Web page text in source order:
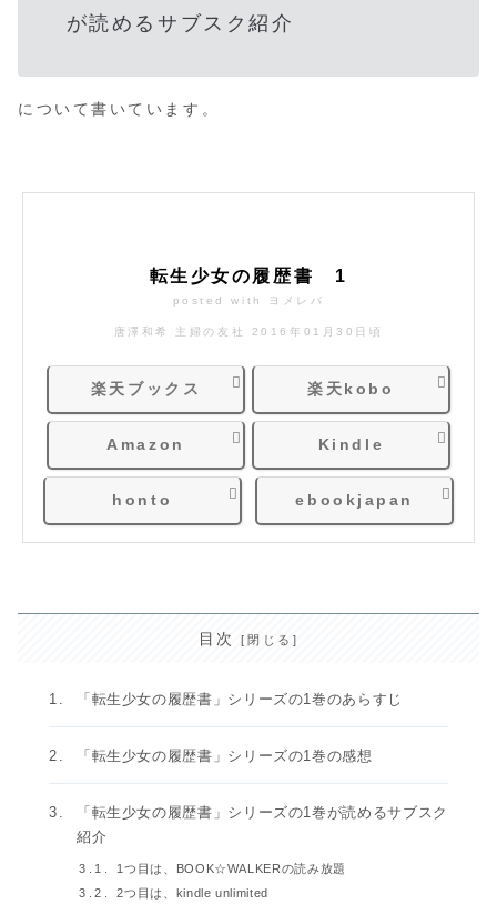
が読めるサブスク紹介
について書いています。
転生少女の履歴書 1
posted with ヨメレバ
唐澤和希 主婦の友社 2016年01月30日頃
楽天ブックス 楽天kobo
Amazon Kindle
honto ebookjapan
目次
「転生少女の履歴書」シリーズの1巻のあらすじ
「転生少女の履歴書」シリーズの1巻の感想
「転生少女の履歴書」シリーズの1巻が読めるサブスク
紹介
1つ目は、BOOK☆WALKERの読み放題
2つ目は、kindle unlimited